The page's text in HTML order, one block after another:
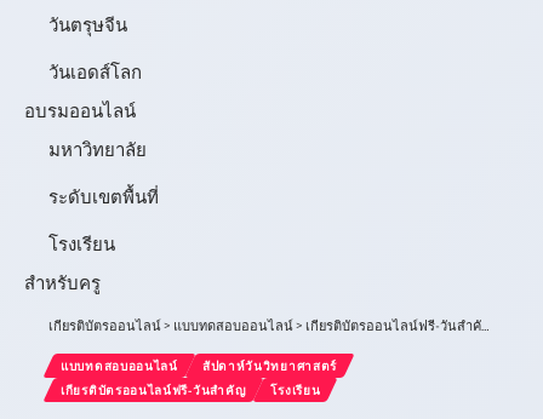
วันตรุษจีน
วันเอดส์โลก
อบรมออนไลน์
มหาวิทยาลัย
ระดับเขตพื้นที่
โรงเรียน
สำหรับครู
เกียรติบัตรออนไลน์> แบบทดสอบออนไลน์> เกียรติบัตรออนไลน์ฟรี-วันสำคัญ
แบบทดสอบออนไลน์
สัปดาห์วันวิทยาศาสตร์
เกียรติบัตรออนไลน์ฟรี-วันสำคัญ
โรงเรียน